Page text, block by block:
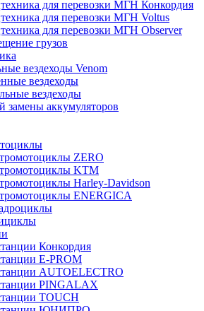
для перевозки МГН Конкордия
для перевозки МГН Voltus
для перевозки МГН Observer
грузов
вездеходы Venom
вездеходы
вездеходы
замены аккумуляторов
ZERO
KTM
Harley-Davidson
ENERGICA
Конкордия
E-PROM
AUTOELECTRO
PINGALAX
TOUCH